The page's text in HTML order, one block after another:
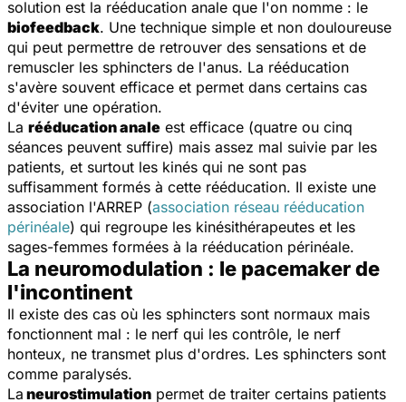
solution est la rééducation anale que l'on nomme : le
biofeedback. Une technique simple et non douloureuse
qui peut permettre de retrouver des sensations et de
remuscler les sphincters de l'anus. La rééducation
s'avère souvent efficace et permet dans certains cas
d'éviter une opération.
La rééducation anale est efficace (quatre ou cinq
séances peuvent suffire) mais assez mal suivie par les
patients, et surtout les kinés qui ne sont pas
suffisamment formés à cette rééducation. Il existe une
association l'ARREP (association réseau rééducation
périnéale) qui regroupe les kinésithérapeutes et les
sages-femmes formées à la rééducation périnéale.
La neuromodulation : le pacemaker de
l'incontinent
Il existe des cas où les sphincters sont normaux mais
fonctionnent mal : le nerf qui les contrôle, le nerf
honteux, ne transmet plus d'ordres. Les sphincters sont
comme paralysés.
La neurostimulation permet de traiter certains patients